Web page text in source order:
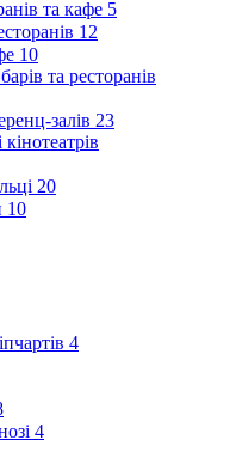
та кафе 5
12
10
та ресторанів
залів 23
20
10
4
4